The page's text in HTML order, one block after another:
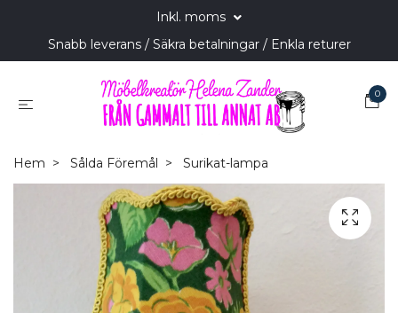
Inkl. moms
Snabb leverans / Säkra betalningar / Enkla returer
0
Hem Sålda Föremål Surikat-lampa